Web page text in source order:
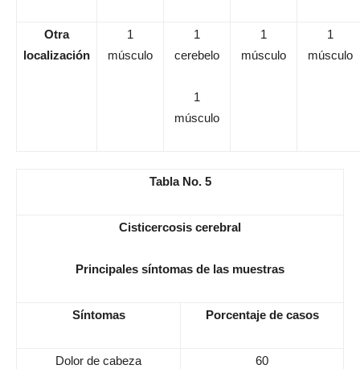
Otra
localización
1
músculo
1
cerebelo
1
músculo
1
músculo
1
músculo
Tabla No. 5
Cisticercosis cerebral
Principales síntomas de las muestras
Síntomas Porcentaje de casos
Dolor de cabeza 60